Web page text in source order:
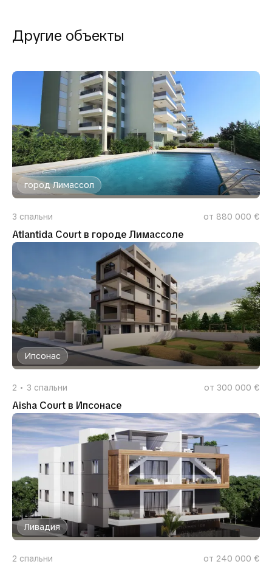
Другие объекты
город Лимассол
3 спальни от 880 000 €
Atlantida Court в городе Лимассоле
Ипсонас
2 3 спальни от 300 000 €
Aisha Court в Ипсонасе
Ливадия
2 спальни от 240 000 €